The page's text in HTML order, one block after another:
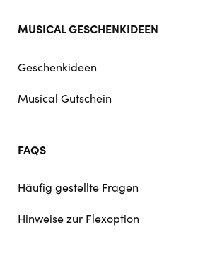
MUSICAL GESCHENKIDEEN
Geschenkideen
Musical Gutschein
FAQS
Häufig gestellte Fragen
Hinweise zur Flexoption